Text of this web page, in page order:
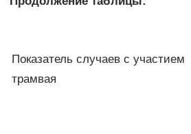
Показатель случаев с участием
трамвая